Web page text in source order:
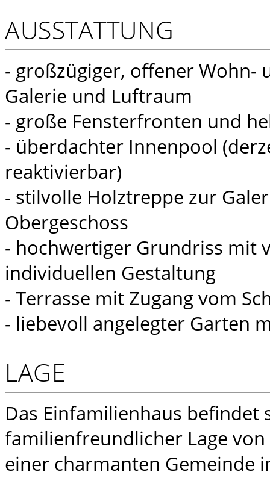
AUSSTATTUNG
- großzügiger, offener Wohn-
Galerie und Luftraum
- große Fensterfronten und
- überdachter Innenpool
reaktivierbar)
- stilvolle Holztreppe zur
Obergeschoss
- hochwertiger Grundriss mit
individuellen Gestaltung
- Terrasse mit Zugang vom
- liebevoll angelegter Garten
LAGE
Das Einfamilienhaus befindet
familienfreundlicher Lage
einer charmanten Gemeinde